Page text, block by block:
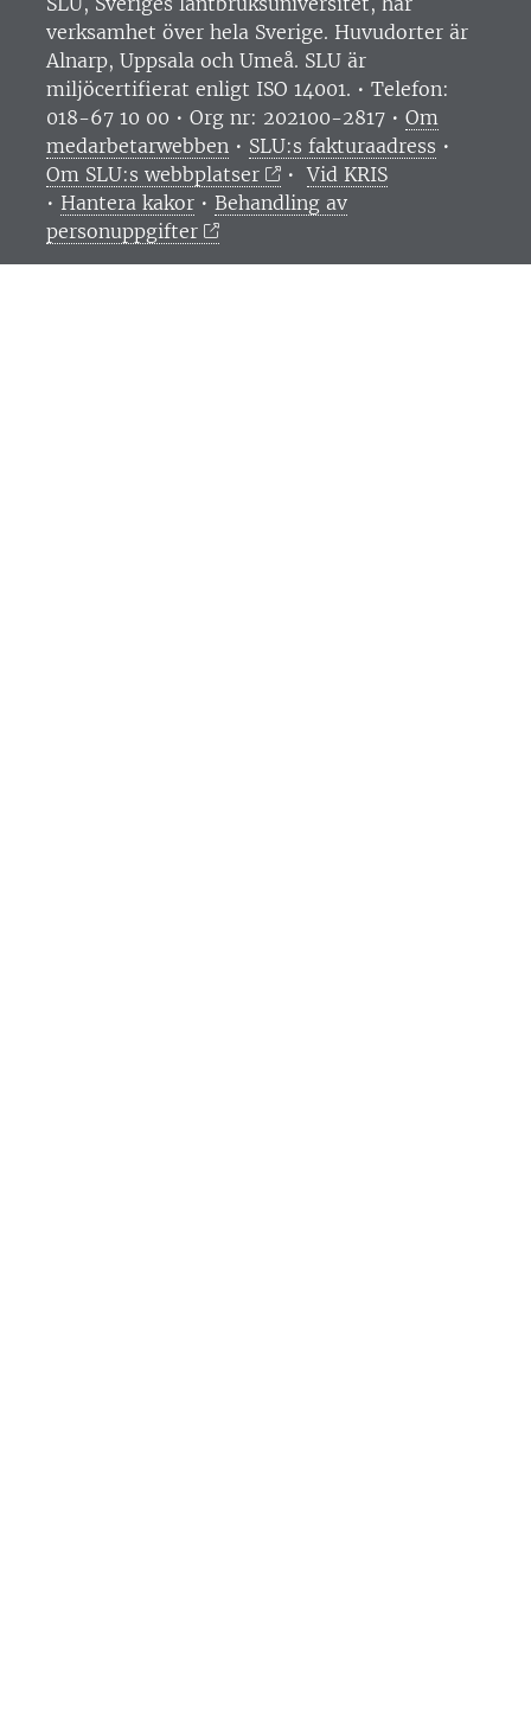
verksamhet över hela Sverige. Huvudorter är
Alnarp, Uppsala och Umeå. SLU är
miljöcertifierat enligt ISO 14001. • Telefon:
018-67 10 00 • Org nr: 202100-2817 • Om
medarbetarwebben • SLU:s fakturaadress •
Om SLU:s webbplatser
•Vid KRIS
• Hantera kakor • Behandling av
personuppgifter